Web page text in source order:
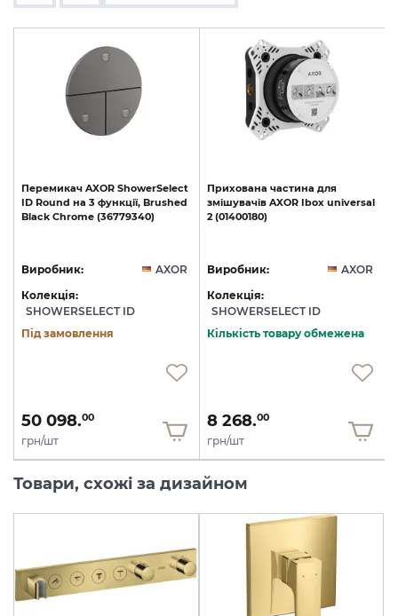
Перемикач AXOR ShowerSelect
ID Round на 3 функції, Brushed
Black Chrome (36779340)
Виробник:
AXOR
Колекція:
SHOWERSELECT ID
Під замовлення
50 098.00
грн/шт
Прихована частина для
змішувачів AXOR Ibox universal
2 (01400180)
Виробник:
AXOR
Колекція:
SHOWERSELECT ID
Кількість товару обмежена
8 268.00
грн/шт
Товари, схожі за дизайном